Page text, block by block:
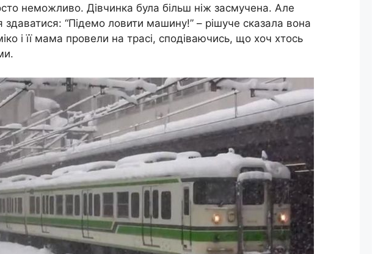
неможливо. Дівчинка була більш ніж засмучена. Але
“Підемо ловити машину!” – рішуче сказала вона
і її мама провели на трасі, сподіваючись, що хоч хтось